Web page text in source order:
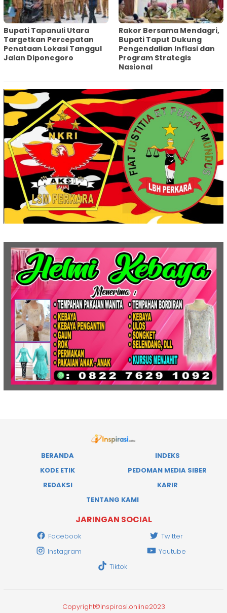
‎Bupati Tapanuli Utara
Targetkan Percepatan
Penataan Lokasi Tanggul
Jalan Diponegoro
Rakor Bersama Mendagri,
Bupati Taput Dukung
Pengendalian Inflasi dan
Program Strategis
Nasional‎
BERANDA
INDEKS
KODE ETIK
PEDOMAN MEDIA SIBER
REDAKSI
KARIR
TENTANG KAMI
JARINGAN SOCIAL
Facebook
Twitter
Instagram
Youtube
Tiktok
Copyright©inspirasi.online2023